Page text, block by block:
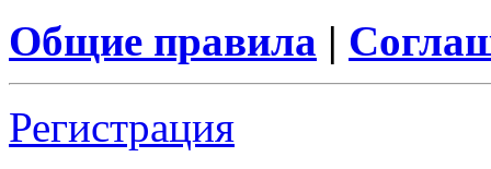
Общие правила |
Регистрация